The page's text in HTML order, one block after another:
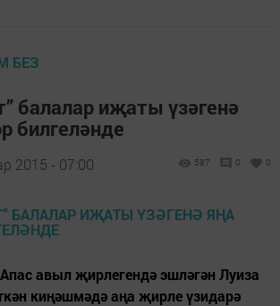
БЕЗ
балалар иҗаты үзәгенә
билгеләнде
2015 - 07:00 587 0 0
авыл җирлегендә эшләгән Луиза
киңәшмәдә аңа җирле үзидарә